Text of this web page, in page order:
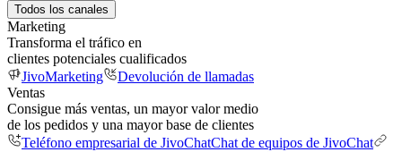
Todos los canales
Marketing
Transforma el tráfico en
clientes potenciales cualificados
JivoMarketing
Devolución de llamadas
Ventas
Consigue más ventas, un mayor valor medio
de los pedidos y una mayor base de clientes
Teléfono empresarial de JivoChatChat de equipos de JivoChat